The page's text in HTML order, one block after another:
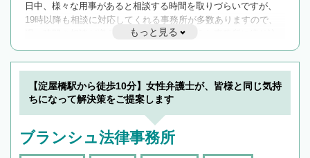
日中、様々な用事があると相談する時間を取りづらいですが、
19時以降も相談に対応してくれる事務所が多数ありますので、
遅い時間の相談が増えそうな場合はそのような事務所に絞り込
んで検索してみましょう。
19時以降TEL可の条件
を加えて再検索
もっと見る
【淀屋橋駅から徒歩10分】女性弁護士が、皆様と同じ気持
ちになって解決策をご提案します
ブランシュ法律事務所